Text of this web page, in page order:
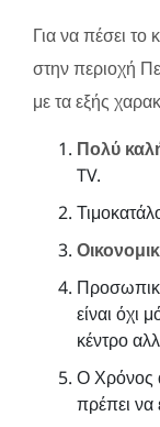
Για να πέσει το
στην περιοχή
με τα εξής
Πολύ
TV.
είναι όχι
κέντρο
Ο Χρόνος
πρέπει να